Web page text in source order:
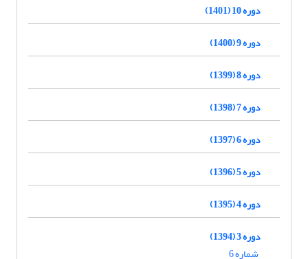
دوره 10 (1401)
دوره 9 (1400)
دوره 8 (1399)
دوره 7 (1398)
دوره 6 (1397)
دوره 5 (1396)
دوره 4 (1395)
دوره 3 (1394)
شماره 6